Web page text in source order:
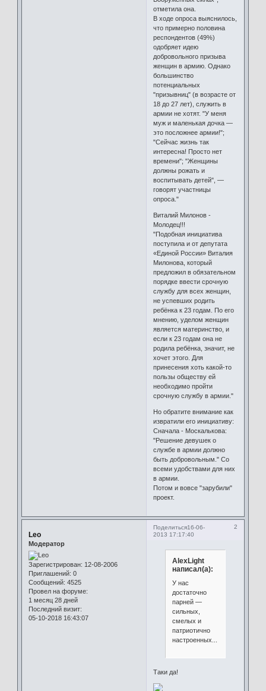
отметила она.
В ходе опроса выяснилось,
что примерно половина
респондентов (49%)
одобряет идею
добровольного призыва
женщин в армию. Однако
большинство
потенциальных
"призывниц" (в возрасте от
18 до 27 лет), служить в
армии не хотят. "У меня
муж и маленькая дочка —
это посложнее армии!";
"Сейчас жизнь так
интересна! Просто нет
времени"; "Женщины
должны рожать и
воспитывать детей", —
говорят участницы
опроса."
Виталий Милонов -
Молодец!!!
"Подобная инициатива
поступила и от депутата
«Единой России» Виталия
Милонова, который
предложил в обязательном
порядке ввести срочную
службу для всех женщин,
не успевших родить
ребёнка к 23 годам. По его
мнению, уделом женщин
является материнство, и
если к 23 годам она не
родила ребёнка, значит, не
хочет этого. Для
принесения хоть какой-то
пользы обществу ей
необходимо пройти
срочную службу в армии."
Но обратите внимание как
извратили его инициативу:
Сначала - Москалькова:
"Решение девушек о
службе в армии должно
быть добровольным." Со
всеми удобствами для них
в армии.
Потом и вовсе "зарубили"
проект.
Поделиться 2
16-06-
2013 17:17:40
Leo
Модератор
Зарегистрирован: 12-08-2006
Приглашений: 0
Сообщений: 4525
Провел на форуме:
1 месяц 28 дней
Последний визит:
05-10-2018 16:43:07
AlexLight
написал(а):
У нас
достаточно
парней —
сильных,
смелых и
патриотично
настроенных...
Таки да!